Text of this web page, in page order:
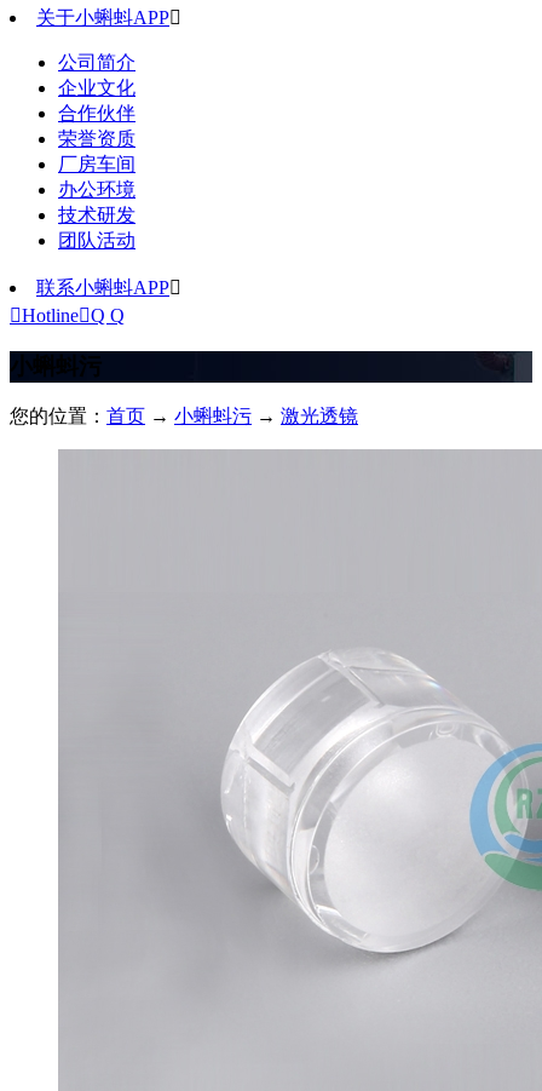
关于小蝌蚪APP
公司简介
企业文化
合作伙伴
荣誉资质
厂房车间
办公环境
技术研发
团队活动
联系小蝌蚪APP
HotlineQ Q
小蝌蚪污
您的位置： 首页 → 小蝌蚪污 → 激光透镜